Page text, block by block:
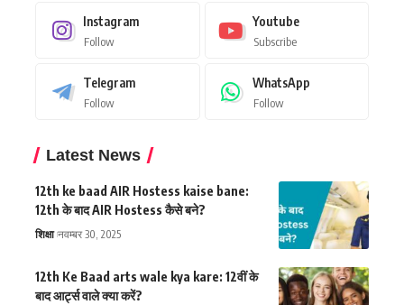
Instagram
Follow
Youtube
Subscribe
Telegram
Follow
WhatsApp
Follow
Latest News
12th ke baad AIR Hostess kaise bane:
12th के बाद AIR Hostess कैसे बने?
शिक्षा नवम्बर 30, 2025
12th Ke Baad arts wale kya kare: 12वीं के
बाद आर्ट्स वाले क्या करें?